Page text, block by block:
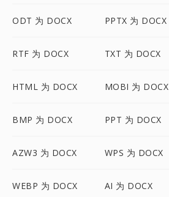
ODT 为 DOCX PPTX 为 DOCX
RTF 为 DOCX TXT 为 DOCX
HTML 为 DOCX MOBI 为 DOCX
BMP 为 DOCX PPT 为 DOCX
AZW3 为 DOCX WPS 为 DOCX
WEBP 为 DOCX AI 为 DOCX